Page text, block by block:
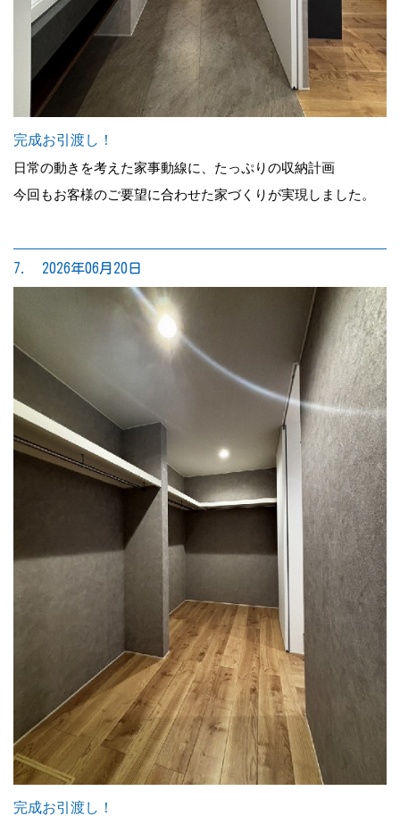
完成お引渡し！
日常の動きを考えた家事動線に、たっぷりの収納計画
今回もお客様のご要望に合わせた家づくりが実現しました。
7. 2026年06月20日
完成お引渡し！